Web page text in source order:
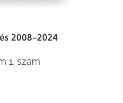
2008–2024
1. szám